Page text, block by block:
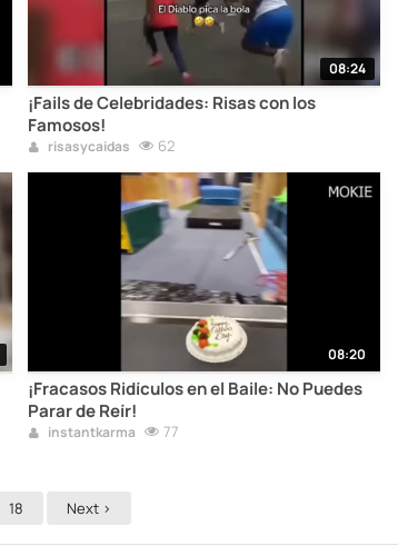
08:24
¡Fails de Celebridades: Risas con los
Famosos!
risasycaidas 62
08:20
¡Fracasos Ridículos en el Baile: No Puedes
Parar de Reír!
instantkarma 77
18 Next >